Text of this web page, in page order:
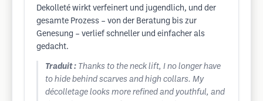
Dekolleté wirkt verfeinert und jugendlich, und der
gesamte Prozess – von der Beratung bis zur
Genesung – verlief schneller und einfacher als
gedacht.
Traduit : Thanks to the neck lift, I no longer have
to hide behind scarves and high collars. My
décolletage looks more refined and youthful, and